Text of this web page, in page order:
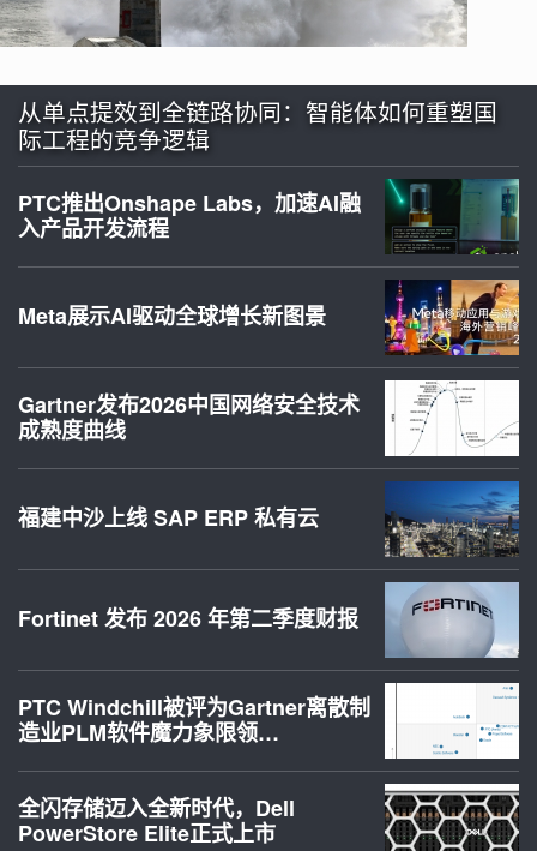
从单点提效到全链路协同：智能体如何重塑国
际工程的竞争逻辑
PTC推出Onshape Labs，加速AI融
入产品开发流程
Meta展示AI驱动全球增长新图景
Gartner发布2026中国网络安全技术
成熟度曲线
福建中沙上线 SAP ERP 私有云
Fortinet 发布 2026 年第二季度财报
PTC Windchill被评为Gartner离散制
造业PLM软件魔力象限领…
全闪存储迈入全新时代，Dell
PowerStore Elite正式上市